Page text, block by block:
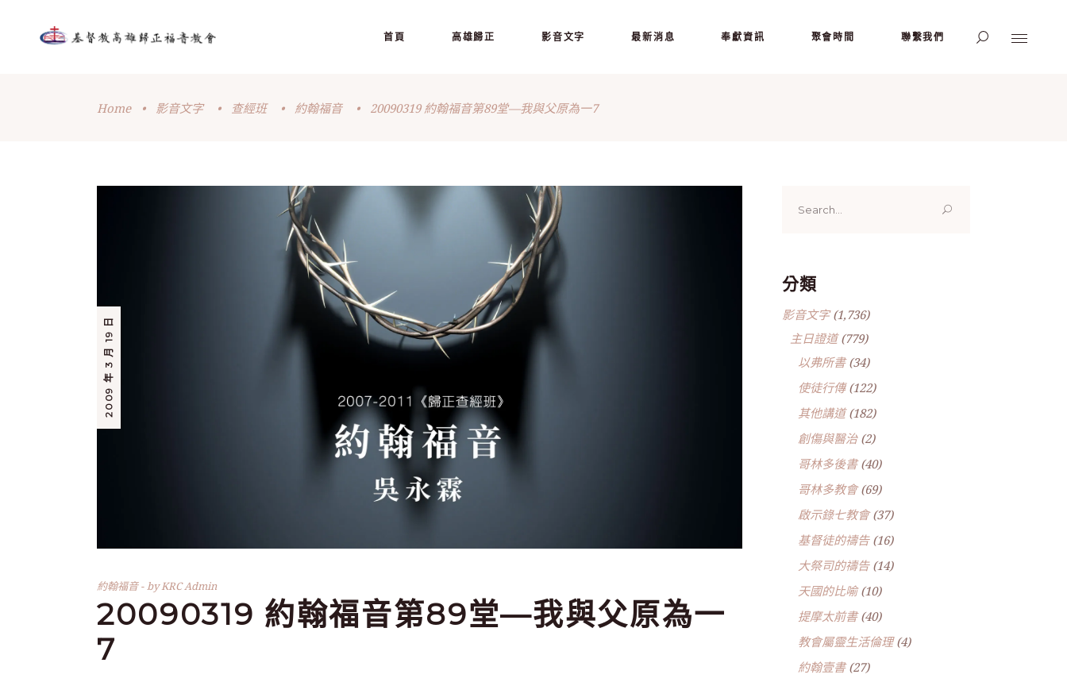
首頁 高雄歸正 影音文字 最新消息 奉獻資訊 聚會時間 聯繫我們
Home • 影音文字 • 查經班 • 約翰福音 • 20090319 約翰福音第89堂—我與父原為一7
2009 年 3 月 19 日
約翰福音 byKRC Admin
20090319 約翰福音第89堂—我與父原為一
7
for:
分類
影音文字(1,736)
主日證道(779)
以弗所書(34)
使徒行傳(122)
其他講道(182)
創傷與醫治(2)
哥林多後書(40)
哥林多教會(69)
啟示錄七教會(37)
基督徒的禱告(16)
大祭司的禱告(14)
天國的比喻(10)
提摩太前書(40)
教會屬靈生活倫理(4)
約翰壹書(27)